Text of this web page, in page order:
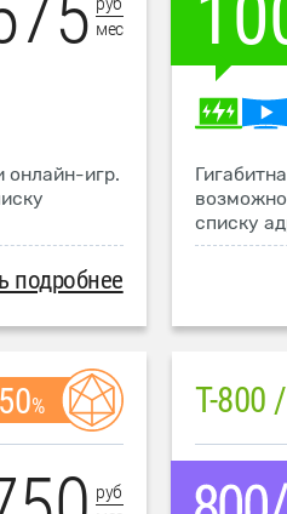
мес
онлайн-игр.
подробнее
списку
50%
руб
T-800